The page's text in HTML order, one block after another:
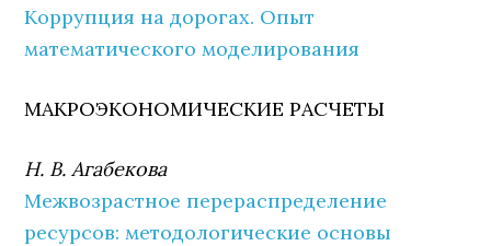
Коррупция на дорогах. Опыт
математического моделирования
МАКРОЭКОНОМИЧЕСКИЕ РАСЧЕТЫ
Н. В. Агабекова
Межвозрастное перераспределение
ресурсов: методологические основы